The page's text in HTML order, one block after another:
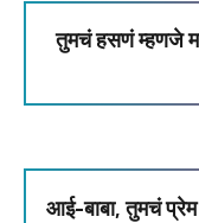
तुमचं हसणं म्हणजे
आई-बाबा, तुमचं